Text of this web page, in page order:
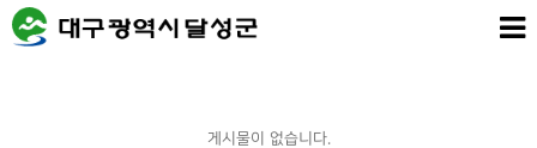
게시물이 없습니다.